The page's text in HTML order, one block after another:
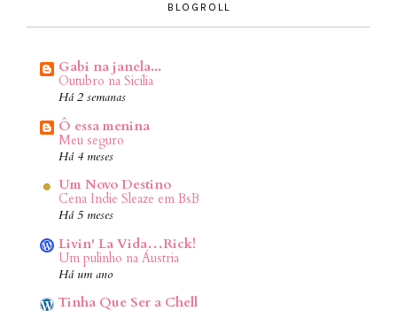
BLOGROLL
Gabi na janela...
Outubro na Sicilia
Há 2 semanas
Ô essa menina
Meu seguro
Há 4 meses
Um Novo Destino
Cena Indie Sleaze em BsB
Há 5 meses
Livin' La Vida…Rick!
Um pulinho na Áustria
Há um ano
Tinha Que Ser a Chell